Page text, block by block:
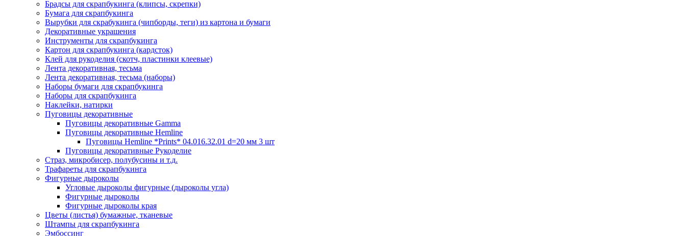
Брадсы для скрапбукинга (клипсы, скрепки)
Бумага для скрапбукинга
Вырубки для скрабукинга (чипборды, теги) из картона и бумаги
Декоративные украшения
Инструменты для скрапбукинга
Картон для скрапбукинга (кардсток)
Клей для рукоделия (скотч, пластинки клеевые)
Лента декоративная, тесьма
Лента декоративная, тесьма (наборы)
Наборы бумаги для скрапбукинга
Наборы для скрапбукинга
Наклейки, натирки
Пуговицы декоративные
Пуговицы декоративные Gamma
Пуговицы декоративные Hemline
Пуговицы Hemline *Prints* 04.016.32.01 d=20 мм 3 шт
Пуговицы декоративные Рукоделие
Страз, микробисер, полубусины и т.д.
Трафареты для скрапбукинга
Фигурные дыроколы
Угловые дыроколы фигурные (дыроколы угла)
Фигурные дыроколы
Фигурные дыроколы края
Цветы (листья) бумажные, тканевые
Штампы для скрапбукинга
Эмбоссинг